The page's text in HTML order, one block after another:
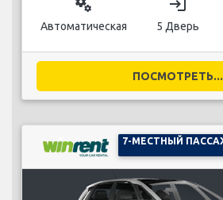
miscellaneous_services
Автоматическая
login
5 Дверь
ПОСМОТРЕТЬ...